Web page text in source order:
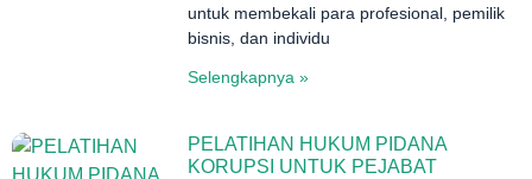
untuk membekali para profesional, pemilik
bisnis, dan individu
Selengkapnya »
PELATIHAN HUKUM PIDANA
KORUPSI UNTUK PEJABAT